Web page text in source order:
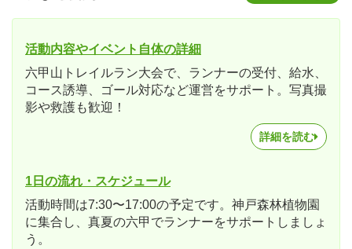
活動内容やイベント自体の詳細
六甲山トレイルラン大会で、ランナーの受付、給水、
コース誘導、ゴール対応など運営をサポート。写真撮
影や救護も歓迎！
詳細を読む
1日の流れ・スケジュール
活動時間は7:30〜17:00の予定です。神戸森林植物園
に集合し、真夏の六甲でランナーをサポートしましょ
う。